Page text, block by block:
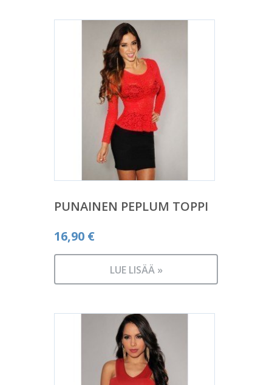
PUNAINEN PEPLUM TOPPI
16,90 €
LUE LISÄÄ »